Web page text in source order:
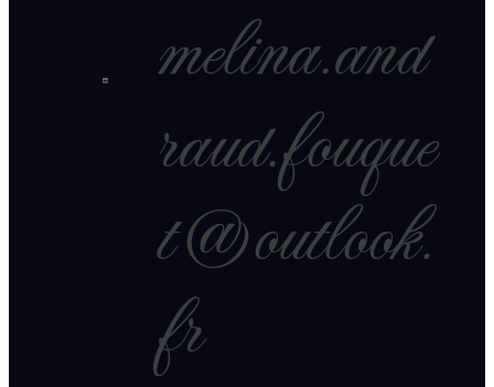
melina.and
raud.fouque
t@outlook.
fr